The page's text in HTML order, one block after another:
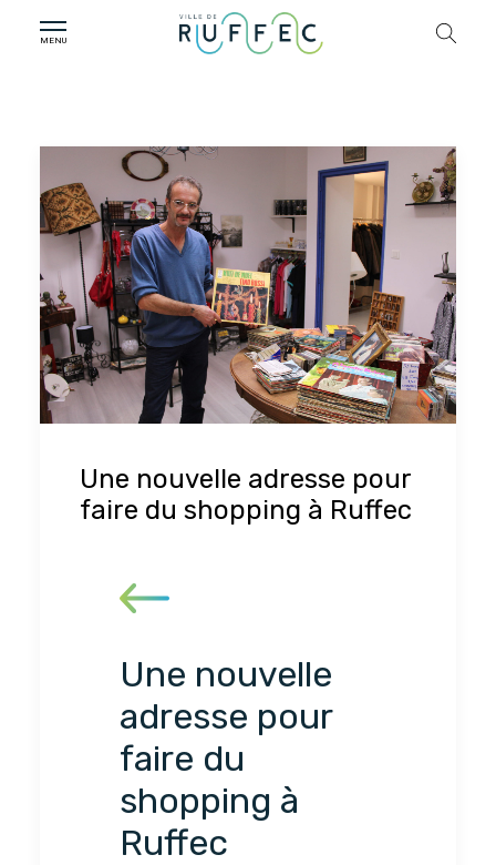
Une nouvelle adresse pour
faire du shopping à Ruffec
Une nouvelle
adresse pour
faire du
shopping à
Ruffec